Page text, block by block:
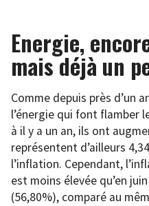
Energie,
mais déjà un
Comme depuis près d’un
l’énergie qui font flamber
à il y a un an, ils ont
représentent d’ailleurs
l’inflation. Cependant,
est moins élevée qu’en
(56,80%), comparé au